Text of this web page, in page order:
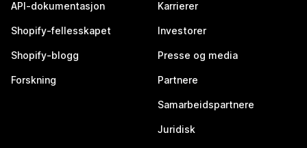
API-dokumentasjon
Shopify-fellesskapet
Shopify-blogg
Forskning
Karrierer
Investorer
Presse og media
Partnere
Samarbeidspartnere
Juridisk